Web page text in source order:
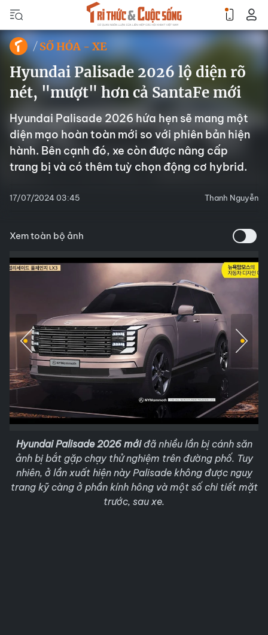
SỐ HÓA - XE
Hyundai Palisade 2026 lộ diện rõ
nét, "mượt" hơn cả SantaFe mới
Hyundai Palisade 2026 hứa hẹn sẽ mang một
diện mạo hoàn toàn mới so với phiên bản hiện
hành. Bên cạnh đó, xe còn được nâng cấp
trang bị và có thêm tuỳ chọn động cơ hybrid.
17/07/2024 03:45 Thanh Nguyễn
Xem toàn bộ ảnh
Hyundai Palisade 2026 mớiđã nhiều lần bị cánh săn
ảnh bị bắt gặp chạy thử nghiệm trên đường phố. Tuy
nhiên, ở lần xuất hiện này Palisade không được nguỵ
trang kỹ càng ở phần kính hông và một số chi tiết mặt
trước, sau xe.